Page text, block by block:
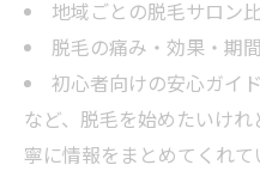
地域ごとの脱毛サロン
脱毛の痛み・効果・期
初心者向けの安心ガイド
など、脱毛を始めたいけ
寧に情報をまとめてくれて